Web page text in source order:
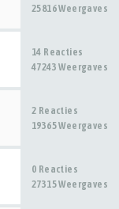
25816 Weergaves
14 Reacties
47243 Weergaves
2 Reacties
19365 Weergaves
0 Reacties
27315 Weergaves